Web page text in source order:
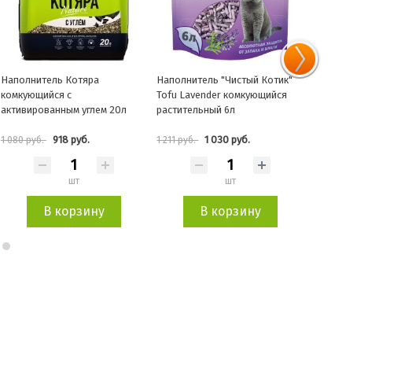
Наполнитель "Чистый Котик"
Tofu Lavender комкующийся
растительный 6л
1 211 руб. 1 030 руб.
шт
В корзину
Наполнитель Зверьё моё
древесный мелкие гранулы
10л*2,8кг
399 руб. 340 руб.
шт
В корзину